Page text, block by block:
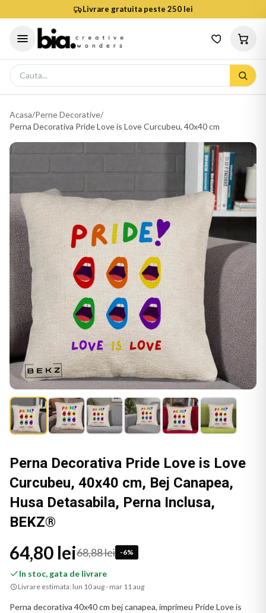
Livrare gratuita peste 250 lei
Acasa/Perne Decorative/
Perna Decorativa Pride Love is Love Curcubeu, 40x40 cm
Perna Decorativa Pride Love is Love
Curcubeu, 40x40 cm, Bej Canapea,
Husa Detasabila, Perna Inclusa,
BEKZ®
64,80 lei68,88 lei -6%
In stoc, gata de livrare
Livrare estimata: lun 10 aug - mar 11 aug
Perna decorativa 40x40 cm bej canapea, imprimeu Pride Love is